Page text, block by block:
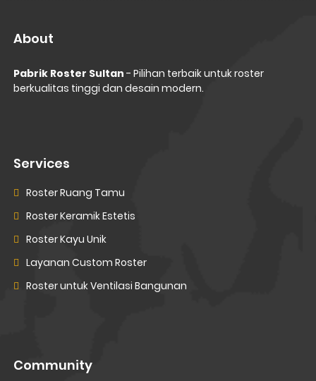
About
Pabrik Roster Sultan - Pilihan terbaik untuk roster
berkualitas tinggi dan desain modern.
Services
Roster Ruang Tamu
Roster Keramik Estetis
Roster Kayu Unik
Layanan Custom Roster
Roster untuk Ventilasi Bangunan
Community